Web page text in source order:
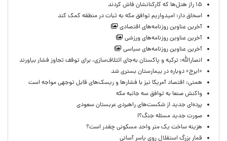
۱۵ راز هتل‌ها که کارکنانشان فاش کردند
اسحاق دار: امیدواریم توافق مکه به ثبات در منطقه کمک کند
آخرین عناوین روزنامه‌های اقتصادی
آخرین عناوین روزنامه‌های ورزشی
آخرین عناوین روزنامه‌های سیاسی
انصارالله: ترکیه و پاکستان به‌جای ائتلاف‌سازی، برای توقف تجاوز فشار بیاورند
«ایرج» دوباره در بیمارستان بستری شد
همتی: اقتصاد آمریکا نیز با فشارها و ریسک‌های قابل توجهی مواجه است
واکنش صنعا به توافق سه جانبه مکه
پرده‌ای جدید از شکست‌های راهبردی عربستان سعودی
صورت جدید مسئله جنگ؟!
هزینه ساخت یک متر واحد مسکونی چقدر است؟
قمار بزرگ استقلال روی یاسر آسانی